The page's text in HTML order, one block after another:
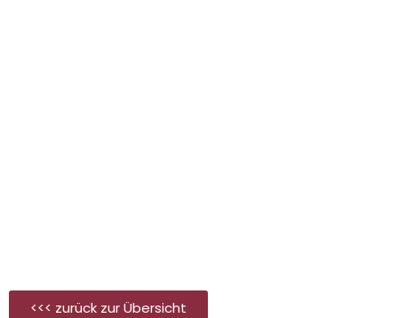
<<< zurück zur Übersicht